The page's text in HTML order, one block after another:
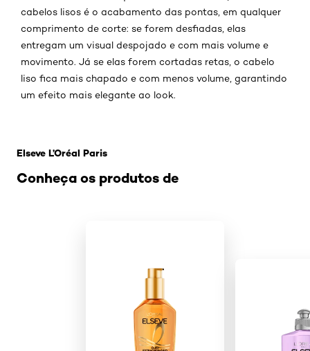
cabelos lisos é o acabamento das pontas, em qualquer
comprimento de corte: se forem desfiadas, elas
entregam um visual despojado e com mais volume e
movimento. Já se elas forem cortadas retas, o cabelo
liso fica mais chapado e com menos volume, garantindo
um efeito mais elegante ao look.
Conheça os produtos de
Elseve L’Oréal Paris